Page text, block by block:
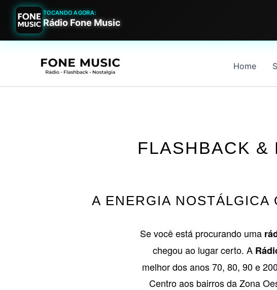
TOCANDO AGORA:
Rádio Fone Music
Home
FLASHBACK &
A ENERGIA NOSTÁLGICA
Se você está procurando uma
chegou ao lugar certo. A
melhor dos anos 70, 80, 90 e
Centro aos bairros da Zona